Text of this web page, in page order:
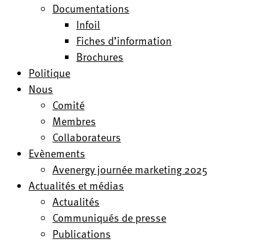
Documentations
Infoil
Fiches d’information
Brochures
Politique
Nous
Comité
Membres
Collaborateurs
Evènements
Avenergy journée marketing 2025
Actualités et médias
Actualités
Communiqués de presse
Publications